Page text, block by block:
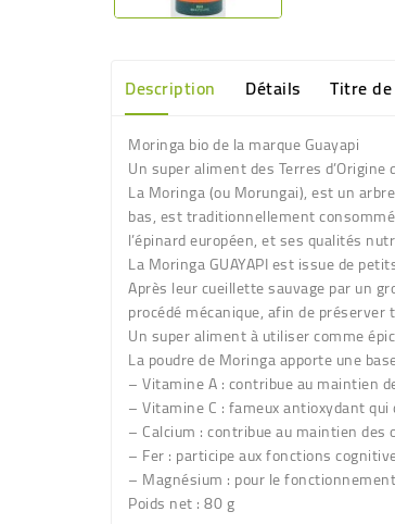
Description Détails Titre
Moringa bio de la marque Guayapi
Un super aliment des Terres d’Origine
La Moringa (ou Morungai), est un
bas, est traditionnellement
l’épinard européen, et ses qualités
La Moringa GUAYAPI est issue de
Après leur cueillette sauvage par un
procédé mécanique, afin de
Un super aliment à utiliser comme
La poudre de Moringa apporte une
– Vitamine A : contribue au maintien
– Vitamine C : fameux antioxydant
– Calcium : contribue au maintien
– Fer : participe aux fonctions
– Magnésium : pour le
Poids net: 80 g